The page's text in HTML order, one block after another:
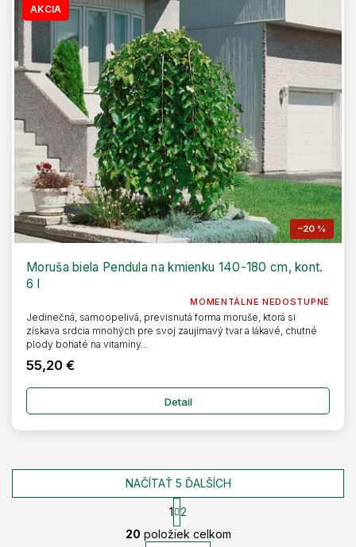
AKCIA
–20 %
Moruša biela Pendula na kmienku 140-180 cm, kont.
6 l
MOMENTÁLNE NEDOSTUPNÉ
55,20 €
Detail
Jedinečná, samoopelivá, previsnutá forma moruše, ktorá si
získava srdcia mnohých pre svoj zaujímavý tvar a lákavé, chutné
plody bohaté na vitamíny...
O
v
NAČÍTAŤ 5 ĎALŠÍCH
S
t
1 2
20 položiek celkom